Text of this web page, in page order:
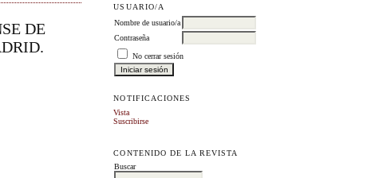
USUARIO/A
Nombre de usuario/a
Contraseña
No cerrar sesión
NOTIFICACIONES
Vista
Suscribirse
CONTENIDO DE LA REVISTA
Buscar
DE